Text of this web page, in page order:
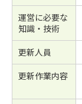
運営に必要な
知識・技術
更新人員
更新作業内容